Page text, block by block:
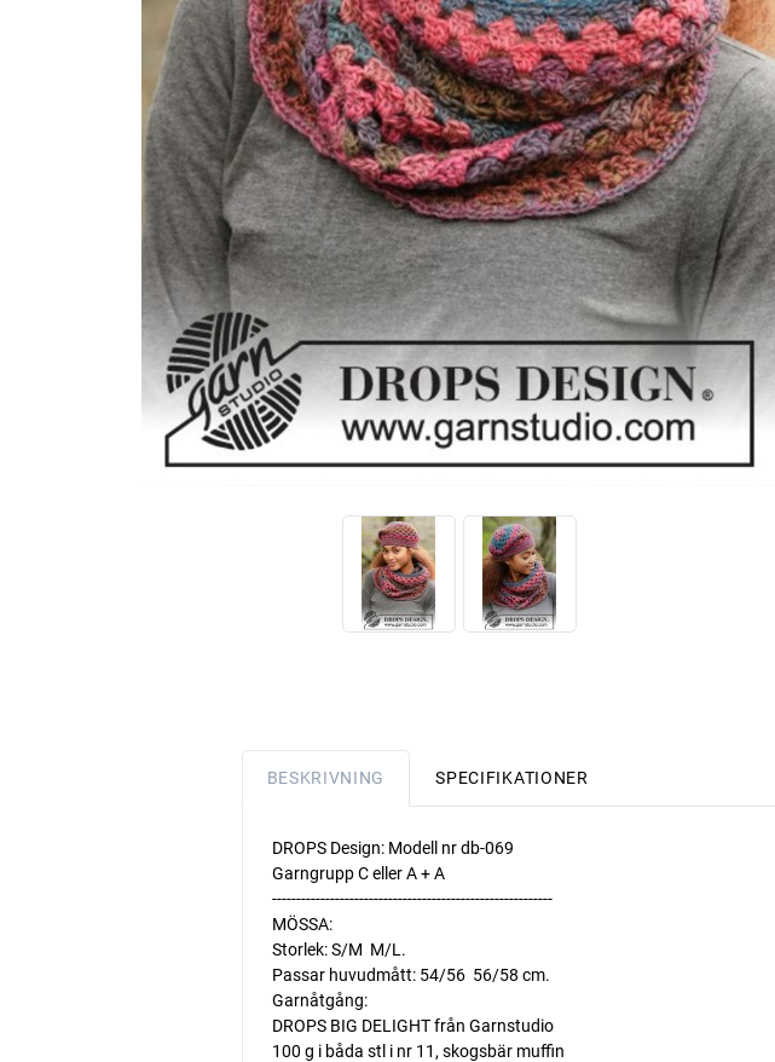
BESKRIVNING SPECIFIKATIONER
DROPS Design: Modell nr db-069
Garngrupp C eller A + A
----------------------------------------------------------
MÖSSA:
Storlek: S/M  M/L.
Passar huvudmått: 54/56  56/58 cm.
Garnåtgång:
DROPS BIG DELIGHT från Garnstudio
100 g i båda stl i nr 11, skogsbär muffin